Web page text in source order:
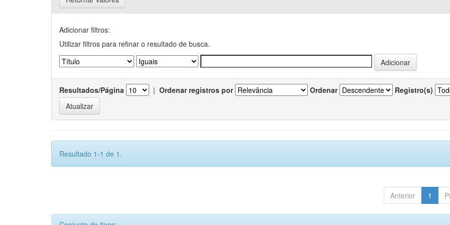
Adicionar filtros:
Utilizar filtros para refinar o resultado de busca.
Resultados/Página | Ordenar registros por Ordenar Registro(s)
Resultado 1-1 de 1.
Anterior 1